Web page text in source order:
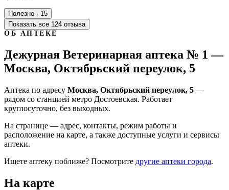
Полезно · 15
Показать все 124 отзыва
ОБ АПТЕКЕ
Дежурная Ветеринарная аптека № 1 —
Москва, Октябрьский переулок, 5
Аптека по адресу Москва, Октябрьский переулок, 5 —
рядом со станцией метро Достоевская. Работает
круглосуточно, без выходных.
На странице — адрес, контакты, режим работы и
расположение на карте, а также доступные услуги и сервисы
аптеки.
Ищете аптеку поближе? Посмотрите другие аптеки города.
На карте